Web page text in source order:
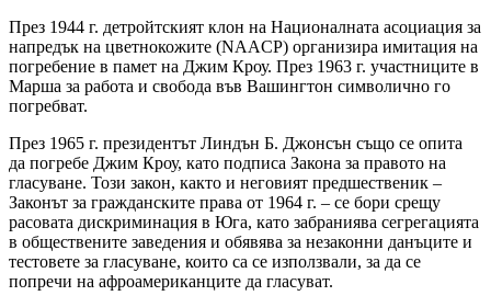
През 1944 г. детройтският клон на Националната асоциация за
напредък на цветнокожите (NAACP) организира имитация на
погребение в памет на Джим Кроу. През 1963 г. участниците в
Марша за работа и свобода във Вашингтон символично го
погребват.
През 1965 г. президентът Линдън Б. Джонсън също се опита
да погребе Джим Кроу, като подписа Закона за правото на
гласуване. Този закон, както и неговият предшественик –
Законът за гражданските права от 1964 г. – се бори срещу
расовата дискриминация в Юга, като забраниява сегрегацията
в обществените заведения и обявява за незаконни данъците и
тестовете за гласуване, които са се използвали, за да се
попречи на афроамериканците да гласуват.